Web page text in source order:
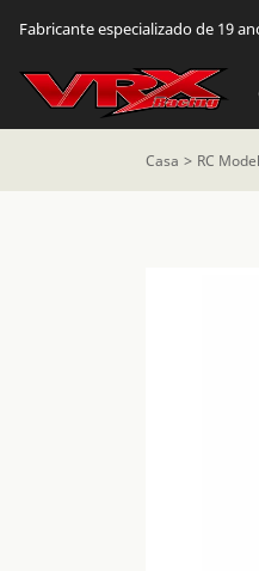
Fabricante especializado de 19
Casa RC